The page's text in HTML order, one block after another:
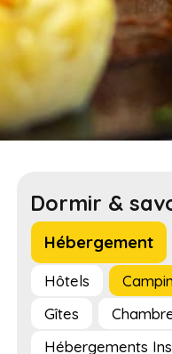
Dormir &
Hébergement
Hôtels
Gîtes
Hébergements